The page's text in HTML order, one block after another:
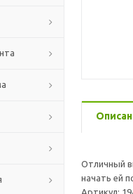
Отличный
начать ей
Артикул: